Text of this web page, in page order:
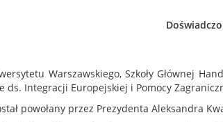
Warszawskiego, Szkoły Głównej
ds. Integracji Europejskiej i Pomocy
powołany przez Prezydenta Aleksandra